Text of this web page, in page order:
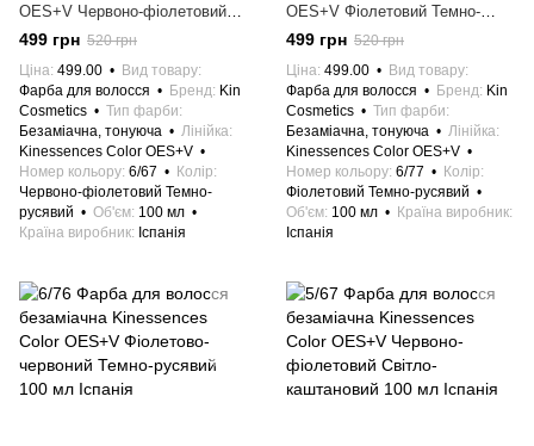
OES+V Червоно-фіолетовий
Темно-русявий 100 мл Іспанія
499 грн 520 грн
Ціна 499.00
Вид товару
Фарба для волосся
Бренд Kin
Cosmetics
Тип фарби
Безаміачна, тонуюча
Лінійка
Kinessences Color OES+V
Номер кольору 6/67
Колір
Червоно-фіолетовий Темно-
русявий
Об'єм 100 мл
Країна виробник
Іспанія
OES+V Фіолетовий Темно-
русявий 100 мл Іспанія
499 грн 520 грн
Ціна 499.00
Вид товару
Фарба для волосся
Бренд Kin
Cosmetics
Тип фарби
Безаміачна, тонуюча
Лінійка
Kinessences Color OES+V
Номер кольору 6/77
Колір
Фіолетовий Темно-русявий
Об'єм 100 мл
Країна виробник
Іспанія